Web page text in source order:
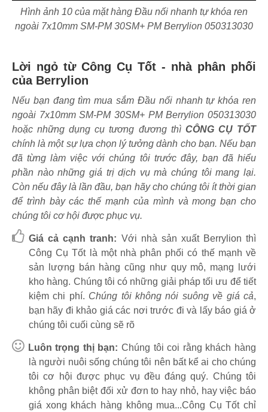
Hình ảnh 10 của mặt hàng Đầu nối nhanh tự khóa ren
ngoài 7x10mm SM-PM 30SM+ PM Berrylion 050313030
Lời ngỏ từ Công Cụ Tốt - nhà phân phối
của Berrylion
Nếu bạn đang tìm mua sắm Đầu nối nhanh tự khóa ren
ngoài 7x10mm SM-PM 30SM+ PM Berrylion 050313030
hoặc những dụng cụ tương đương thì CÔNG CỤ TỐT
chính là một sự lựa chọn lý tưởng dành cho bạn. Nếu bạn
đã từng làm việc với chúng tôi trước đây, bạn đã hiểu
phần nào những giá trị dịch vụ mà chúng tôi mang lại.
Còn nếu đây là lần đầu, bạn hãy cho chúng tôi ít thời gian
để trình bày các thế mạnh của mình và mong bạn cho
chúng tôi cơ hội được phục vụ.
Giá cả cạnh tranh: Với nhà sản xuất Berrylion thì
Công Cụ Tốt là một nhà phân phối có thế mạnh về
sản lượng bán hàng cũng như quy mô, mạng lưới
kho hàng. Chúng tôi có những giải pháp tối ưu để tiết
kiệm chi phí. Chúng tôi không nói suông về giá cả,
bạn hãy đi khảo giá các nơi trước đi và lấy báo giá ở
chúng tôi cuối cùng sẽ rõ
Luôn trọng thị bạn: Chúng tôi coi rằng khách hàng
là người nuôi sống chúng tôi nên bất kể ai cho chúng
tôi cơ hội được phục vụ đều đáng quý. Chúng tôi
không phân biệt đối xử đơn to hay nhỏ, hay việc báo
giá xong khách hàng không mua...Công Cụ Tốt chỉ